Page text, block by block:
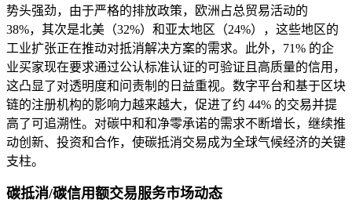
势头强劲，由于严格的排放政策，欧洲占总贸易活动的
38%，其次是北美（32%）和亚太地区（24%），这些地区的
工业扩张正在推动对抵消解决方案的需求。此外，71% 的企
业买家现在要求通过公认标准认证的可验证且高质量的信用，
这凸显了对透明度和问责制的日益重视。数字平台和基于区块
链的注册机构的影响力越来越大，促进了约 44% 的交易并提
高了可追溯性。对碳中和和净零承诺的需求不断增长，继续推
动创新、投资和合作，使碳抵消交易成为全球气候经济的关键
支柱。
碳抵消/碳信用额交易服务市场动态